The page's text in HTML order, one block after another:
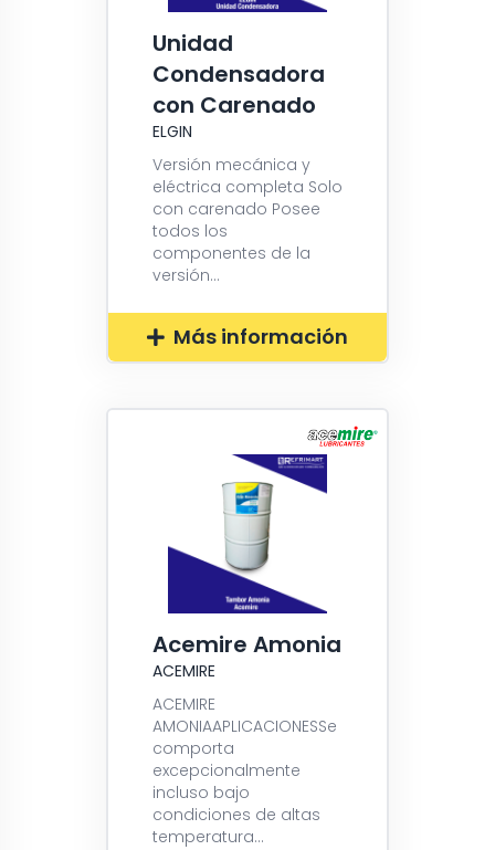
Unidad
Condensadora
con Carenado
ELGIN
Versión mecánica y
eléctrica completa Solo
con carenado Posee
todos los
componentes de la
versión...
Más información
Acemire Amonia
ACEMIRE
ACEMIRE
AMONIAAPLICACIONESSe
comporta
excepcionalmente
incluso bajo
condiciones de altas
temperatura...